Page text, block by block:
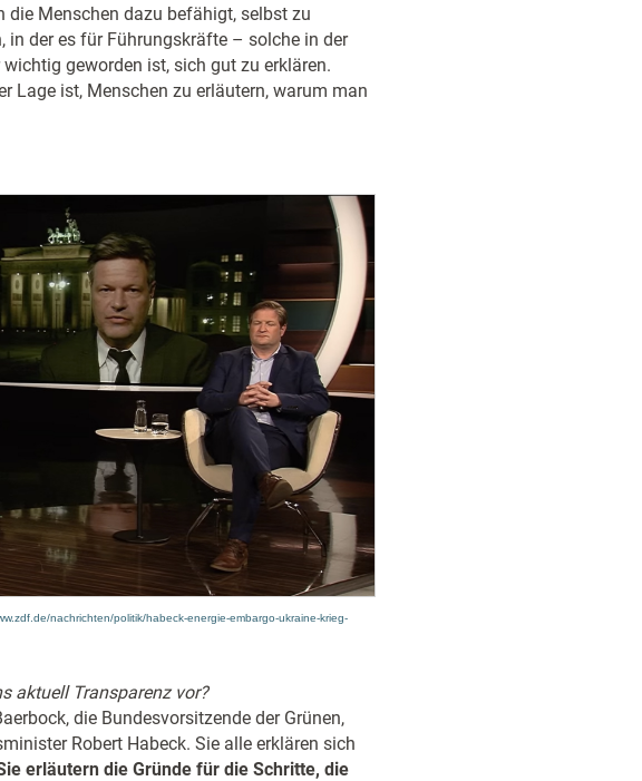
Menschen dazu befähigt, selbst zu
in der es für Führungskräfte – solche in der
geworden ist, sich gut zu erklären.
Lage ist, Menschen zu erläutern, warum man
nachrichten/politik/habeck-energie-embargo-ukraine-krieg-
aktuell Transparenz vor?
die Bundesvorsitzende der Grünen,
Robert Habeck. Sie alle erklären sich
erläutern die Gründe für die Schritte, die